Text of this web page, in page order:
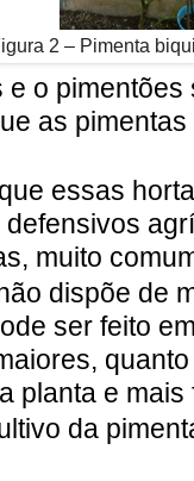
2 – Pimenta
as
essas
muito
de
ser feito
planta e mais
da pimenta